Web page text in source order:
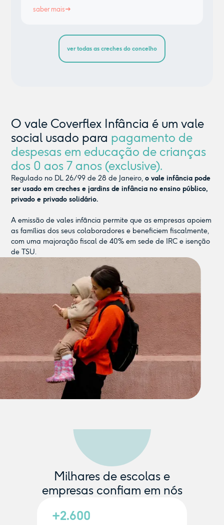
saber mais
ver todas as creches do concelho
O vale Coverflex Infância é um vale
social usado para pagamento de
despesas em educação de crianças
dos 0 aos 7 anos (exclusive).
Regulado no DL 26/99 de 28 de Janeiro,o vale infância pode
ser usado em creches e jardins de infância no ensino público,
privado e privado solidário.
A emissão de vales infância permite que as empresas apoiem
as famílias dos seus colaboradores e beneficiem fiscalmente,
com uma majoração fiscal de 40% em sede de IRC e isenção
de TSU.
Milhares de escolas e
empresas confiam em nós
+2.600